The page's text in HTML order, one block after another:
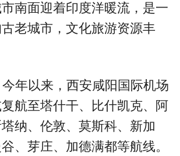
南面迎着印度洋暖流，是一
老城市，文化旅游资源丰
年以来，西安咸阳国际机场
航至塔什干、比什凯克、阿
纳、伦敦、莫斯科、新加
、芽庄、加德满都等航线。